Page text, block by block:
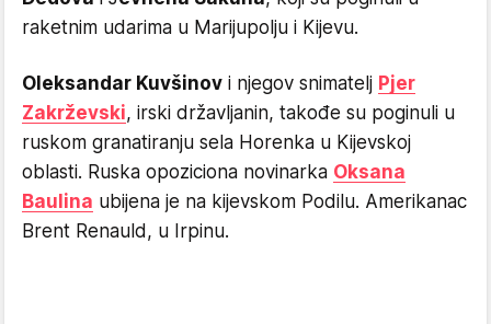
raketnim udarima u Marijupolju i Kijevu.
Oleksandar Kuvšinov i njegov snimatelj Pjer
Zakrževski, irski državljanin, takođe su poginuli u
ruskom granatiranju sela Horenka u Kijevskoj
oblasti. Ruska opoziciona novinarka Oksana
Baulina ubijena je na kijevskom Podilu. Amerikanac
Brent Renauld, u Irpinu.